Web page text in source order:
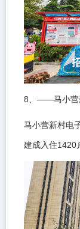
8 ——马小
马小营新村电
建成入住1420